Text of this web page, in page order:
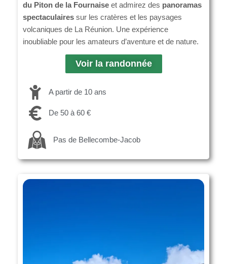
du Piton de la Fournaiseet admirez des panoramas
spectaculairessur les cratères et les paysages
volcaniques de La Réunion. Une expérience
inoubliable pour les amateurs d’aventure et de nature.
Voir la randonnée
A partir de 10 ans
De 50 à 60 €
Pas de Bellecombe-Jacob